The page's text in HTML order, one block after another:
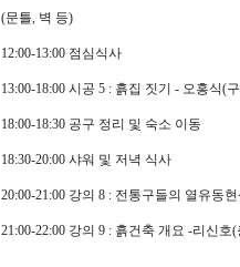
(문틀, 벽 등)
12:00-13:00 점심식사
13:00-18:00 시공 5 : 흙집 짓기 - 오홍식(
18:00-18:30 공구 정리 및 숙소 이동
18:30-20:00 샤워 및 저녁 식사
20:00-21:00 강의 8 : 전통구들의 열유동
21:00-22:00 강의 9 : 흙건축 개요 -리신호